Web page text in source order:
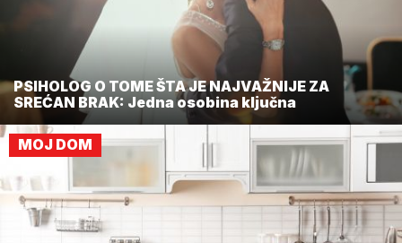
PSIHOLOG O TOME ŠTA JE NAJVAŽNIJE ZA
SREĆAN BRAK: Jedna osobina ključna
MOJ DOM